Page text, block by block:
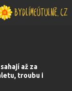
až za
troubu i